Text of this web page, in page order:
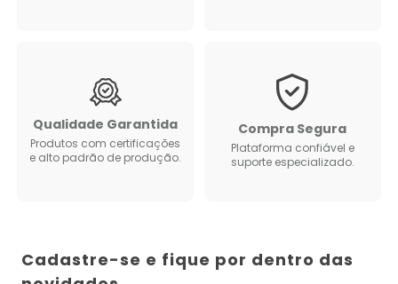
Qualidade Garantida
Produtos com certificações
e alto padrão de produção.
Compra Segura
Plataforma confiável e
suporte especializado.
Cadastre-se e fique por dentro das